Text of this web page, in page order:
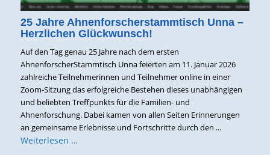
25 Jahre Ahnenforscherstammtisch Unna –
Herzlichen Glückwunsch!
Auf den Tag genau 25 Jahre nach dem ersten
AhnenforscherStammtisch Unna feierten am 11. Januar 2026
zahlreiche Teilnehmerinnen und Teilnehmer online in einer
Zoom-Sitzung das erfolgreiche Bestehen dieses unabhängigen
und beliebten Treffpunkts für die Familien- und
Ahnenforschung. Dabei kamen von allen Seiten Erinnerungen
an gemeinsame Erlebnisse und Fortschritte durch den ...
Weiterlesen …